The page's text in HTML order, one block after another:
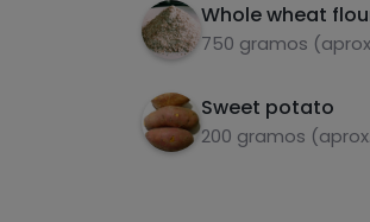
Whole wheat
750 gramos
Sweet potato
200 gramos